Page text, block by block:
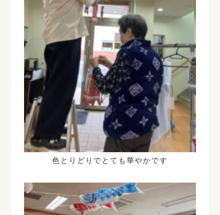
色とりどりでとても華やかです